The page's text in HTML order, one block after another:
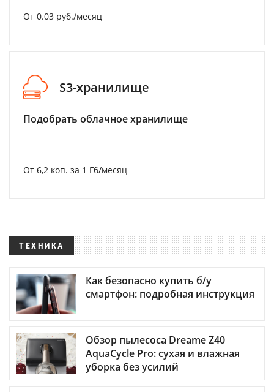
От 0.03 руб./месяц
S3-хранилище
Подобрать облачное хранилище
От 6,2 коп. за 1 Гб/месяц
ТЕХНИКА
Как безопасно купить б/у
смартфон: подробная инструкция
Обзор пылесоса Dreame Z40
AquaCycle Pro: сухая и влажная
уборка без усилий